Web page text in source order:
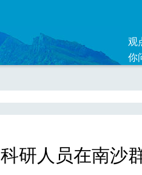
观
你
科研人员在南沙